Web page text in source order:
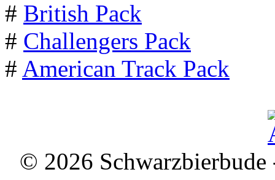
# British Pack
# Challengers Pack
# American Track Pack
© 2026